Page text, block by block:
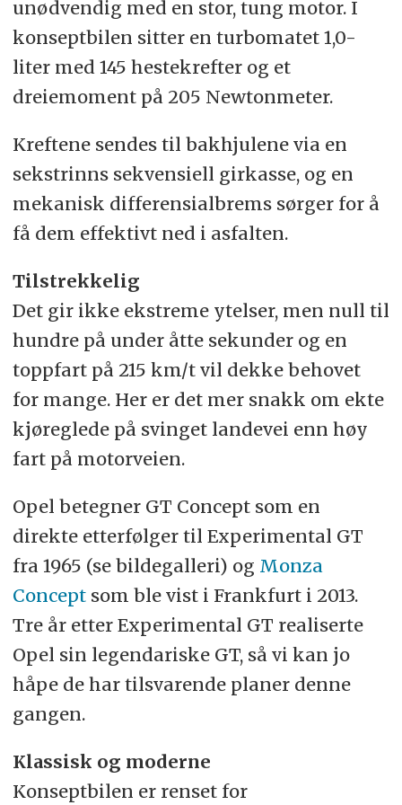
unødvendig med en stor, tung motor. I
konseptbilen sitter en turbomatet 1,0-
liter med 145 hestekrefter og et
dreiemoment på 205 Newtonmeter.
Kreftene sendes til bakhjulene via en
sekstrinns sekvensiell girkasse, og en
mekanisk differensialbrems sørger for å
få dem effektivt ned i asfalten.
Tilstrekkelig
Det gir ikke ekstreme ytelser, men null til
hundre på under åtte sekunder og en
toppfart på 215 km/t vil dekke behovet
for mange. Her er det mer snakk om ekte
kjøreglede på svinget landevei enn høy
fart på motorveien.
Opel betegner GT Concept som en
direkte etterfølger til Experimental GT
fra 1965 (se bildegalleri) og Monza
Conceptsom ble vist i Frankfurt i 2013.
Tre år etter Experimental GT realiserte
Opel sin legendariske GT, så vi kan jo
håpe de har tilsvarende planer denne
gangen.
Klassisk og moderne
Konseptbilen er renset for